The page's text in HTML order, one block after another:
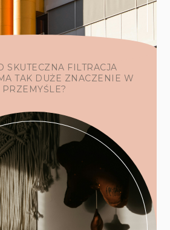
SKUTECZNA FILTRACJA
TAK DUŻE ZNACZENIE W
PRZEMYŚLE?